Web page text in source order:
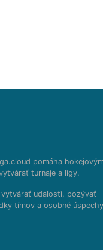
pomáha hokejovým
turnaje a ligy.
udalosti, pozývať
tímov a osobné